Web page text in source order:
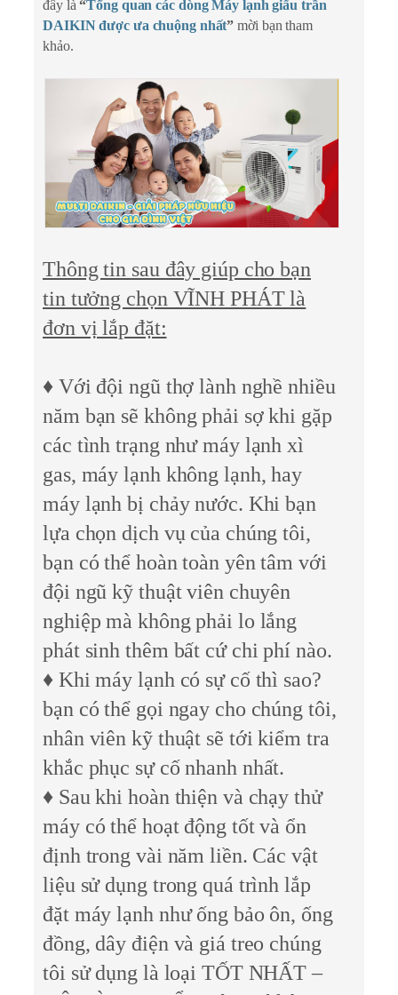
đây là “Tổng quan các dòng Máy lạnh giấu trần
DAIKIN được ưa chuộng nhất” mời bạn tham
khảo.
Thông tin sau đây giúp cho bạn
tin tưởng chọn VĨNH PHÁT là
đơn vị lắp đặt:
♦ Với đội ngũ thợ lành nghề nhiều
năm bạn sẽ không phải sợ khi gặp
các tình trạng như máy lạnh xì
gas, máy lạnh không lạnh, hay
máy lạnh bị chảy nước. Khi bạn
lựa chọn dịch vụ của chúng tôi,
bạn có thể hoàn toàn yên tâm với
đội ngũ kỹ thuật viên chuyên
nghiệp mà không phải lo lắng
phát sinh thêm bất cứ chi phí nào.
♦ Khi máy lạnh có sự cố thì sao?
bạn có thể gọi ngay cho chúng tôi,
nhân viên kỹ thuật sẽ tới kiểm tra
khắc phục sự cố nhanh nhất.
♦ Sau khi hoàn thiện và chạy thử
máy có thể hoạt động tốt và ổn
định trong vài năm liền. Các vật
liệu sử dụng trong quá trình lắp
đặt máy lạnh như ống bảo ôn, ống
đồng, dây điện và giá treo chúng
tôi sử dụng là loại TỐT NHẤT –